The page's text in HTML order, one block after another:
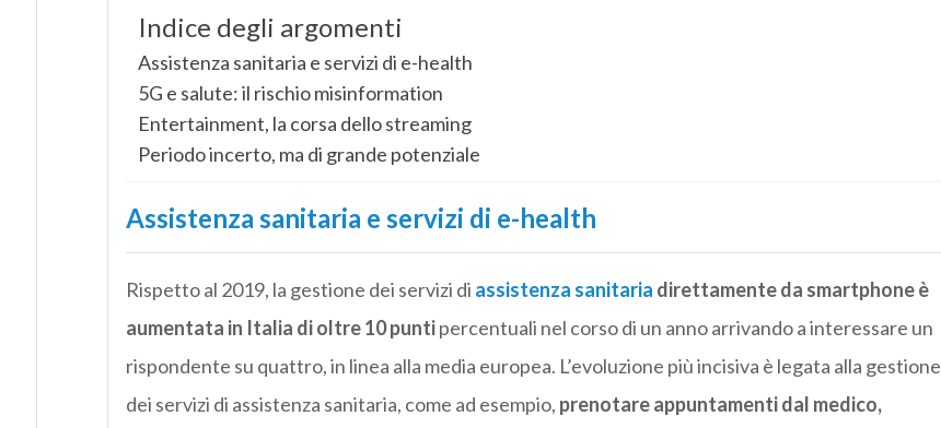
Indice degli argomenti
Assistenza sanitaria e servizi di e-health
5G e salute: il rischio misinformation
Entertainment, la corsa dello streaming
Periodo incerto, ma di grande potenziale
Assistenza sanitaria e servizi di e-health
Rispetto al 2019, la gestione dei servizi di assistenza sanitaria direttamente da smartphone è
aumentata in Italia di oltre 10 puntipercentuali nel corso di un anno arrivando a interessare un
rispondente su quattro, in linea alla media europea. L’evoluzione più incisiva è legata alla gestione
dei servizi di assistenza sanitaria, come ad esempio, prenotare appuntamenti dal medico,